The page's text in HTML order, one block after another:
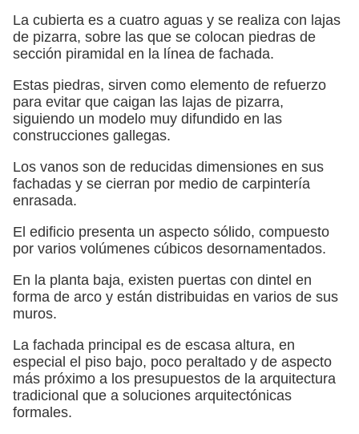
La cubierta es a cuatro aguas y se realiza con lajas
de pizarra, sobre las que se colocan piedras de
sección piramidal en la línea de fachada.
Estas piedras, sirven como elemento de refuerzo
para evitar que caigan las lajas de pizarra,
siguiendo un modelo muy difundido en las
construcciones gallegas.
Los vanos son de reducidas dimensiones en sus
fachadas y se cierran por medio de carpintería
enrasada.
El edificio presenta un aspecto sólido, compuesto
por varios volúmenes cúbicos desornamentados.
En la planta baja, existen puertas con dintel en
forma de arco y están distribuidas en varios de sus
muros.
La fachada principal es de escasa altura, en
especial el piso bajo, poco peraltado y de aspecto
más próximo a los presupuestos de la arquitectura
tradicional que a soluciones arquitectónicas
formales.